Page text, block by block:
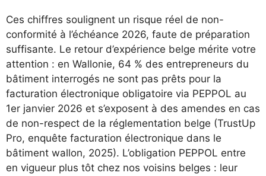
Ces chiffres soulignent un risque réel de non-
conformité à l’échéance 2026, faute de préparation
suffisante. Le retour d’expérience belge mérite votre
attention : en Wallonie, 64 % des entrepreneurs du
bâtiment interrogés ne sont pas prêts pour la
facturation électronique obligatoire via PEPPOL au
1er janvier 2026 et s’exposent à des amendes en cas
de non-respect de la réglementation belge (TrustUp
Pro, enquête facturation électronique dans le
bâtiment wallon, 2025). L’obligation PEPPOL entre
en vigueur plus tôt chez nos voisins belges : leur